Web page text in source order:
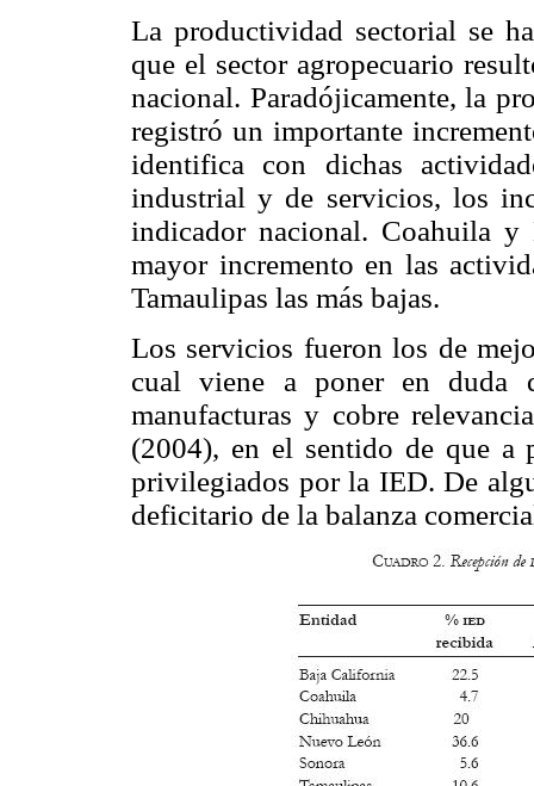
La productividad sectorial se
que el sector agropecuario
nacional. Paradójicamente, la
registró un importante
identifica con dichas
industrial y de servicios, los
indicador nacional. Coahuila y
mayor incremento en las
Tamaulipas las más bajas.
Los servicios fueron los de
cual viene a poner en duda
manufacturas y cobre
(2004), en el sentido de que a
privilegiados por la IED. De
deficitario de la balanza